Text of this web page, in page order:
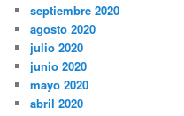
septiembre 2020
agosto 2020
julio 2020
junio 2020
mayo 2020
abril 2020